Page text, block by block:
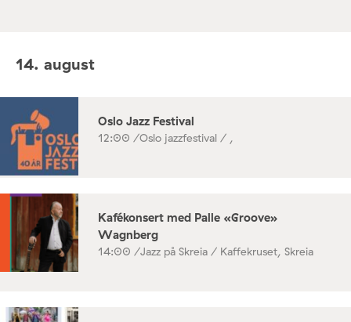
14. august
Oslo Jazz Festival
12:00 /Oslo jazzfestival / ,
Kafékonsert med Palle «Groove»
Wagnberg
14:00 /Jazz på Skreia / Kaffekruset, Skreia